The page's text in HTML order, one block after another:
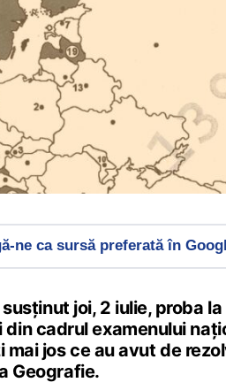
ne ca sursă preferată în
joi, 2 iulie, proba la
cadrul examenului
mai jos ce au avut de
Geografie.